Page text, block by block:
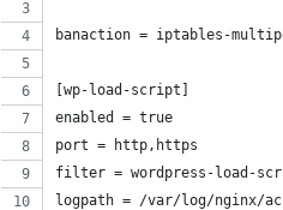
banaction = iptables-
[wp-load-script]
enabled = true
port = http,https
filter = wordpress-load-
logpath = /var/log/nginx/